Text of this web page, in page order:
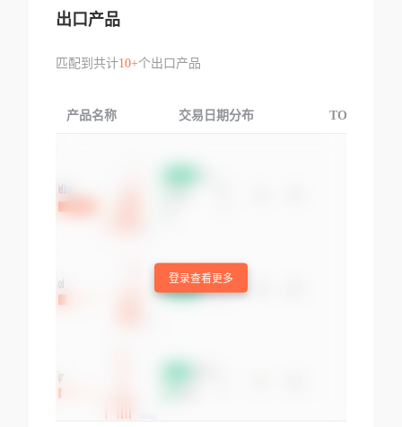
出口产品
匹配到共计10+个出口产品
产品名称 交易日期分布 TOP3交易国
登录查看更多